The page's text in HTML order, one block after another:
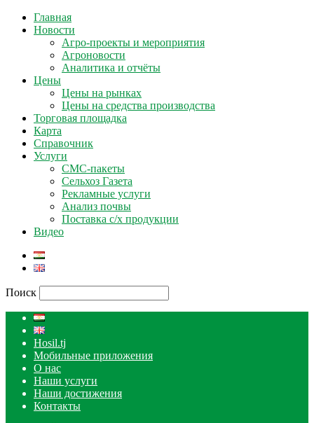
Главная
Новости
Агро-проекты и мероприятия
Агроновости
Аналитика и отчёты
Цены
Цены на рынках
Цены на средства производства
Торговая площадка
Карта
Справочник
Услуги
СМС-пакеты
Сельхоз Газета
Рекламные услуги
Анализ почвы
Поставка с/х продукции
Видео
Поиск
Hosil.tj
Мобильные приложения
О нас
Наши услуги
Наши достижения
Контакты